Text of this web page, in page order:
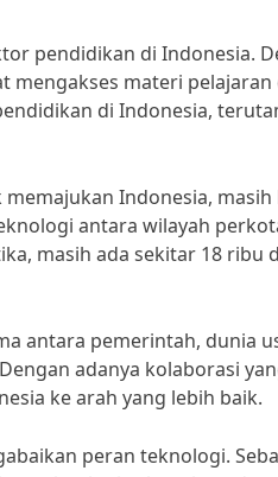
pendidikan di Indonesia.
materi pelajaran
di Indonesia,
Indonesia,
antara wilayah
masih ada sekitar 18 ribu
antara pemerintah, dunia
adanya kolaborasi
ke arah yang lebih baik.
peran teknologi.